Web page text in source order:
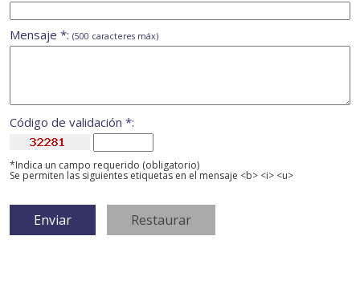
Mensaje *: (500 caracteres máx)
Código de validación *:
*Indica un campo requerido (obligatorio)
Se permiten las siguientes etiquetas en el mensaje <b> <i> <u>